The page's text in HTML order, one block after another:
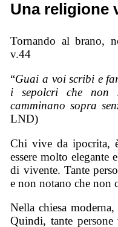
Una religione
Tornando al brano,
v.44
“Guai a voi scribi e
i sepolcri che non
camminano sopra
LND)
Chi vive da ipocrita,
essere molto elegante
di vivente. Tante
e non notano che non
Nella chiesa
Quindi, tante